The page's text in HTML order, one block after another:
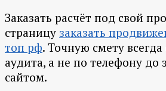
Заказать расчёт под свой
страницу заказать
топ рф. Точную смету
аудита, а не по телефону до
сайтом.